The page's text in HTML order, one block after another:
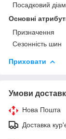
Посадковий
Основні
Призначення
Сезонність шин
Приховати
Умови
Нова Пошта
Доставка